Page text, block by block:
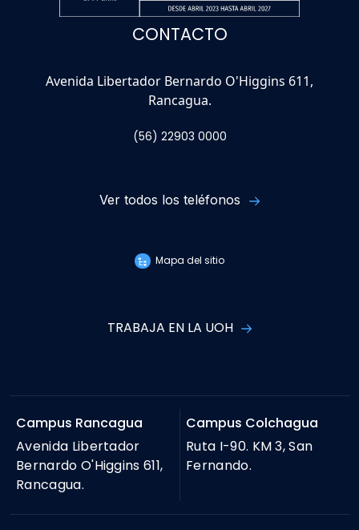
CONTACTO
Avenida Libertador Bernardo O'Higgins 611,
Rancagua.
(56) 22903 0000
Ver todos los teléfonos
Mapa del sitio
TRABAJA EN LA UOH
Campus Rancagua
Avenida Libertador
Bernardo O'Higgins 611,
Rancagua.
Campus Colchagua
Ruta I-90. KM 3, San
Fernando.